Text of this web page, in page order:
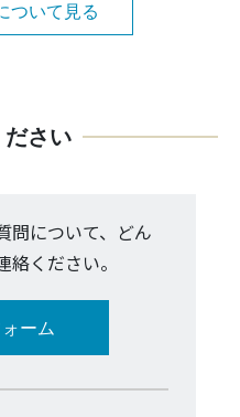
ついて見る
ださい
問について、どん
ください。
ーム